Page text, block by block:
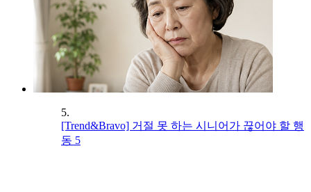
5.
[Trend&Bravo] 거절 못 하는 시니어가 끊어야 할 행
동 5